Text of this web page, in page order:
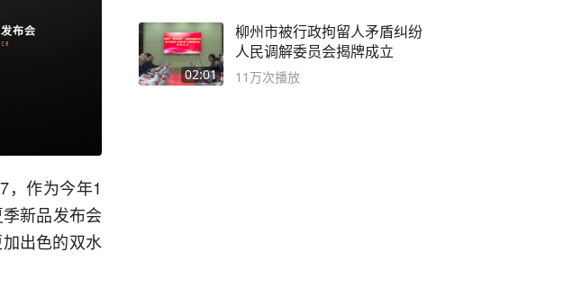
，作为今年1
新品发布会
出色的双水
02:01
柳州市被行政拘留人矛盾纠纷
人民调解委员会揭牌成立
11万次播放